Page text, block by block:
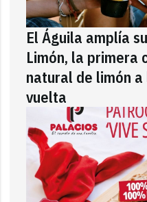
El Águila amplía
Limón, la primera
natural de limón
vuelta